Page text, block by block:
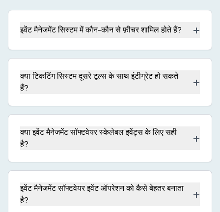
इवेंट मैनेजमेंट सिस्टम में कौन-कौन से फ़ीचर शामिल होते हैं? +
क्या टिकटिंग सिस्टम दूसरे टूल्स के साथ इंटीग्रेट हो सकते
हैं?
+
क्या इवेंट मैनेजमेंट सॉफ्टवेयर स्केलेबल इवेंट्स के लिए सही
है?
+
इवेंट मैनेजमेंट सॉफ्टवेयर इवेंट ऑपरेशन को कैसे बेहतर बनाता
है?
+